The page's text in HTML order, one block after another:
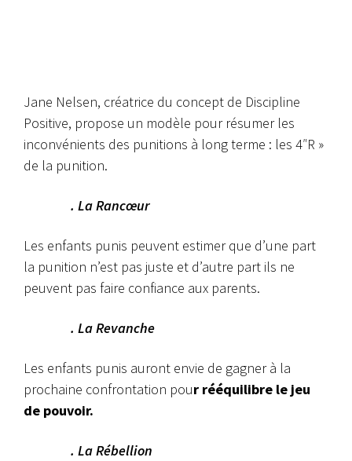
Jane Nelsen, créatrice du concept de Discipline
Positive, propose un modèle pour résumer les
inconvénients des punitions à long terme : les 4″R »
de la punition.
. La Rancœur
Les enfants punis peuvent estimer que d’une part
la punition n’est pas juste et d’autre part ils ne
peuvent pas faire confiance aux parents.
. La Revanche
Les enfants punis auront envie de gagner à la
prochaine confrontation pour rééquilibre le jeu
de pouvoir.
. La Rébellion